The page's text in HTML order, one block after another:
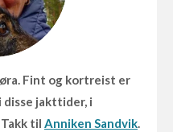
Fint og kortreist er
disse jakttider, i
Takk til Anniken Sandvik.